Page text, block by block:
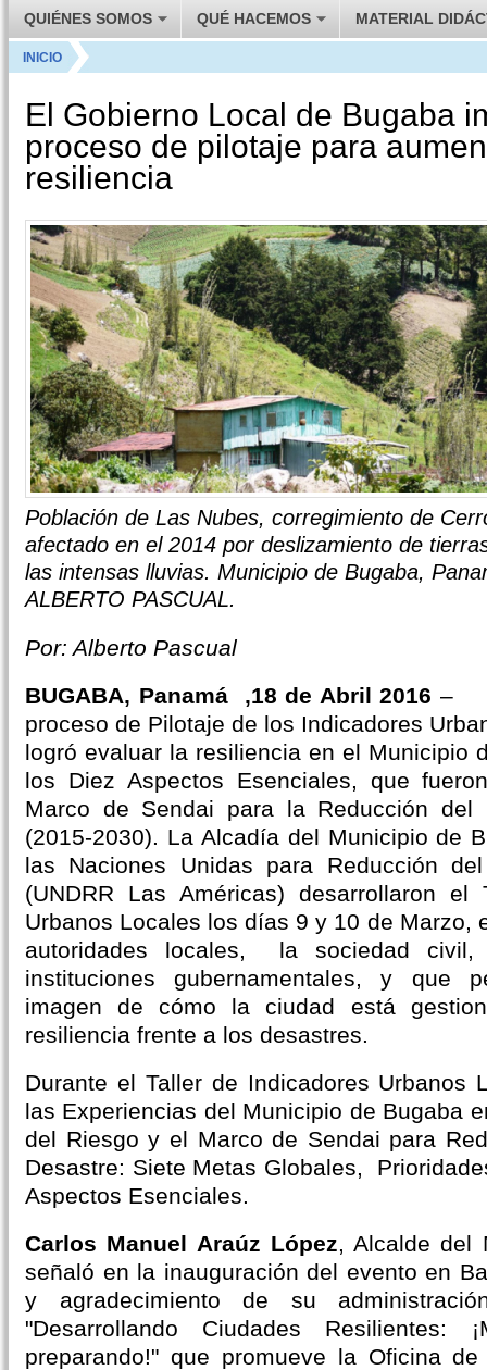
QUIÉNES SOMOS QUÉ HACEMOS MATERIAL
INICIO
El Gobierno Local de Bugaba
proceso de pilotaje para
resiliencia
Población de Las Nubes, corregimiento de
afectado en el 2014 por deslizamiento de
las intensas lluvias. Municipio de Bugaba,
ALBERTO PASCUAL.
Por: Alberto Pascual
BUGABA, Panamá ,18 de Abril 2016 –
proceso de Pilotaje de los Indicadores
logró evaluar la resiliencia en el Municipio
los Diez Aspectos Esenciales, que
Marco de Sendai para la Reducción del
(2015-2030). La Alcadía del Municipio de
las Naciones Unidas para Reducción
(UNDRR Las Américas) desarrollaron el
Urbanos Locales los días 9 y 10 de Marzo,
autoridades locales, la sociedad
instituciones gubernamentales, y que
imagen de cómo la ciudad está
resiliencia frente a los desastres.
Durante el Taller de Indicadores Urbanos
las Experiencias del Municipio de Bugaba
del Riesgo y el Marco de Sendai para
Desastre: Siete Metas Globales,
Aspectos Esenciales.
Carlos Manuel Araúz López, Alcalde del
señaló en la inauguración del evento en
y agradecimiento de su
"Desarrollando Ciudades
preparando!" que promueve la Oficina